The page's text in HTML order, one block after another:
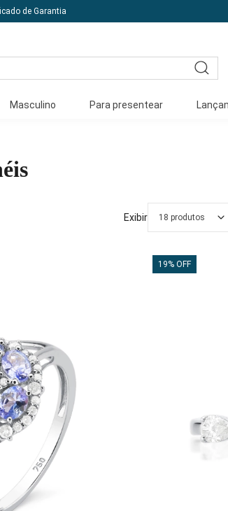
de Garantia
Masculino Para presentear
Exibir 18 produtos
19% OFF